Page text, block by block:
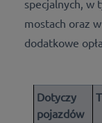
specjalnych, w
mostach oraz
dodatkowe
Dotyczy
pojazdów